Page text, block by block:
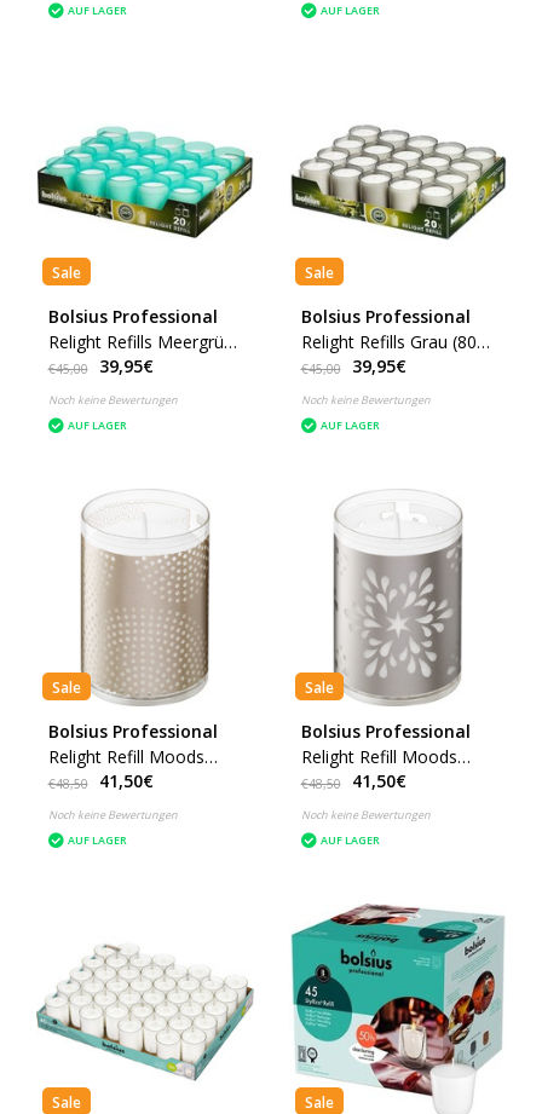
AUF LAGER
AUF LAGER
Sale
Bolsius Professional
Relight Refills Meergrün
24 Stunden (80 stück)
€45,00 39,95€
Noch keine Bewertungen
AUF LAGER
Sale
Bolsius Professional
Relight Refills Grau (80
Stück)
€45,00 39,95€
Noch keine Bewertungen
AUF LAGER
Sale
Bolsius Professional
Relight Refill Moods
Matrix, 72 Stück
€48,50 41,50€
Noch keine Bewertungen
AUF LAGER
Sale
Bolsius Professional
Relight Refill Moods
Flower, 72 Stück
€48,50 41,50€
Noch keine Bewertungen
AUF LAGER
Sale Sale